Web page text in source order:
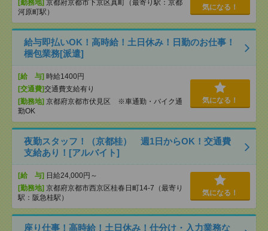
[勤務地] 京都府京都市下京区真町（最寄り駅：京都
河原町駅）
気になる！
給与即払いOK！高時給！土日休み！日勤のお仕事！
梱包業務[派遣]
[給 与] 時給1400円
[交通費]交通費支給有り
[勤務地] 京都府京都市伏見区 ※車通勤・バイク通
勤OK
気になる！
夜勤スタッフ！（京都桂） 週1日からOK！交通費
支給あり！[アルバイト]
[給 与] 日給24,000円～
[勤務地] 京都府京都市西京区桂春日町14-7（最寄り
駅：阪急桂駅）
気になる！
座り仕事！高時給！土日休み！仕分け・入力業務な